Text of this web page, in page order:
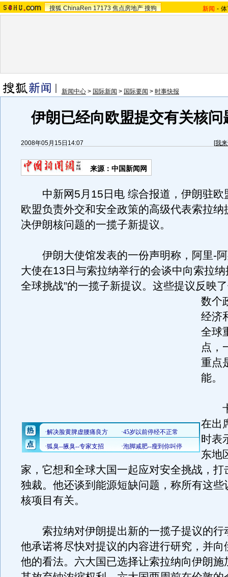
搜狐 ChinaRen 17173 焦点房地产 搜狗 新闻 -
新闻中心 > 国际新闻 > 国际要闻 > 时事快报
伊朗已经向欧盟提交有关核问
2008年05月15日14:07 [我
来源：中国新闻网
中新网5月15日电 综合报道，伊朗驻欧
欧盟负责外交和安全政策的高级代表索拉纳
决伊朗核问题的一揽子新提议。
伊朗大使馆发表的一份声明称，阿里-阿
大使在13日与索拉纳举行的会谈中向索拉纳
全球挑战”的一揽子新提议。 这些提议反映
数个
经济
全球
点，
重点
能。
卡
在出
时表
东地
家，它想和全球大国一起应对安全挑战，打
独裁。他还谈到能源短缺问题，称所有这些
核项目有关。
索拉纳对伊朗提出新的一揽子提议的行
他承诺将尽快对提议的内容进行研究，并向
他的看法。六大国已选择让索拉纳向伊朗施